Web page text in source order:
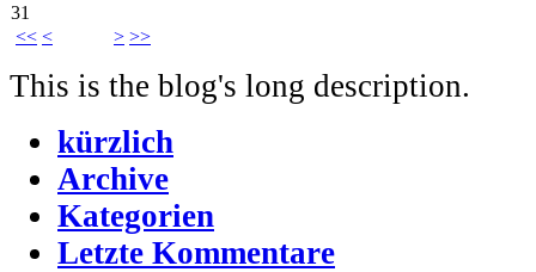
<< < > >>
31
This is the blog's long description.
kürzlich
Archive
Kategorien
Letzte Kommentare